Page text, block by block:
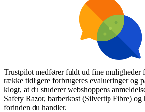
Trustpilot medfører fuldt ud fine muligheder
række tidligere forbrugeres evalueringer og
klogt, at du studerer webshoppens
Safety Razor, barberkost (Silvertip Fibre)
forinden du handler.